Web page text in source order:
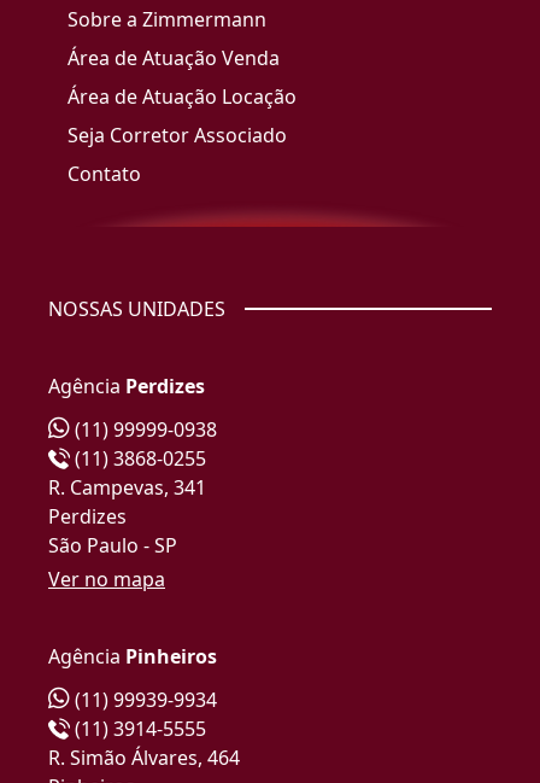
Sobre a Zimmermann
Área de Atuação Venda
Área de Atuação Locação
Seja Corretor Associado
Contato
NOSSAS UNIDADES
Agência Perdizes
(11) 99999-0938
(11) 3868-0255
R. Campevas, 341
Perdizes
São Paulo - SP
Ver no mapa
Agência Pinheiros
(11) 99939-9934
(11) 3914-5555
R. Simão Álvares, 464